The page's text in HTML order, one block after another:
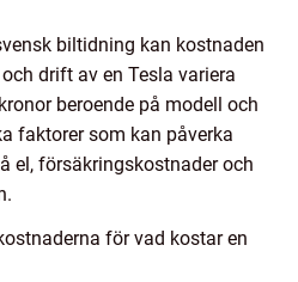
biltidning kan kostnaden
drift av en Tesla variera
beroende på modell och
faktorer som kan påverka
el, försäkringskostnader och
för vad kostar en